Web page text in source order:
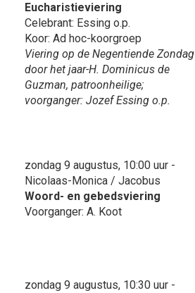
Eucharistieviering
Celebrant: Essing o.p.
Koor: Ad hoc-koorgroep
Viering op de Negentiende Zondag
door het jaar-H. Dominicus de
Guzman, patroonheilige;
voorganger: Jozef Essing o.p.
zondag 9 augustus, 10:00 uur -
Nicolaas-Monica / Jacobus
Woord- en gebedsviering
Voorganger: A. Koot
zondag 9 augustus, 10:30 uur -